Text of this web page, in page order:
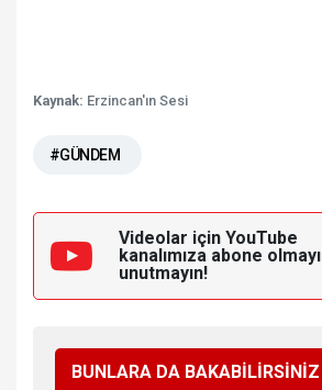
Kaynak: Erzincan'ın Sesi
#GÜNDEM
Videolar için YouTube
kanalımıza abone olmayı
unutmayın!
BUNLARA DA BAKABİLİRSİNİZ